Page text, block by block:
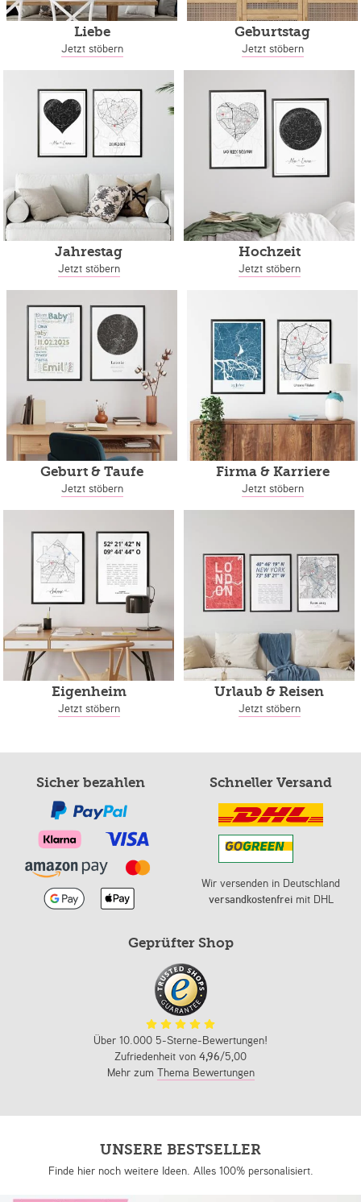
Liebe
Jetzt stöbern
Geburtstag
Jetzt stöbern
Jahrestag
Jetzt stöbern
Hochzeit
Jetzt stöbern
Geburt & Taufe
Jetzt stöbern
Firma & Karriere
Jetzt stöbern
Eigenheim
Jetzt stöbern
Urlaub & Reisen
Jetzt stöbern
Sicher bezahlen Schneller Versand
Wir versenden in Deutschland
versandkostenfreimit DHL
Geprüfter Shop
Über 10.000 5-Sterne-Bewertungen!
Zufriedenheit von 4,96/5,00
Mehr zum Thema Bewertungen
UNSERE BESTSELLER
Finde hier noch weitere Ideen. Alles 100% personalisiert.